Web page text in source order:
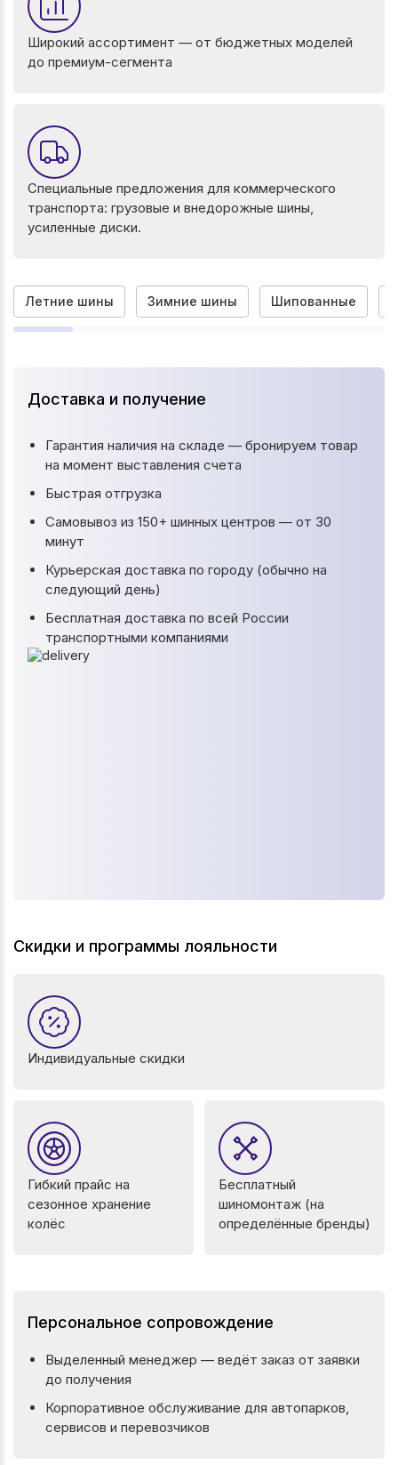
Широкий ассортимент — от бюджетных моделей
до премиум-сегмента
Специальные предложения для коммерческого
транспорта: грузовые и внедорожные шины,
усиленные диски.
Летние шины Зимние шины Шипованные
Доставка и получение
Гарантия наличия на складе — бронируем товар
на момент выставления счета
Быстрая отгрузка
Самовывоз из 150+ шинных центров — от 30
минут
Курьерская доставка по городу (обычно на
следующий день)
Бесплатная доставка по всей России
транспортными компаниями
Скидки и программы лояльности
Индивидуальные скидки
Гибкий прайс на
сезонное хранение
колёс
Бесплатный
шиномонтаж (на
определённые бренды)
Персональное сопровождение
Выделенный менеджер — ведёт заказ от заявки
до получения
Корпоративное обслуживание для автопарков,
сервисов и перевозчиков